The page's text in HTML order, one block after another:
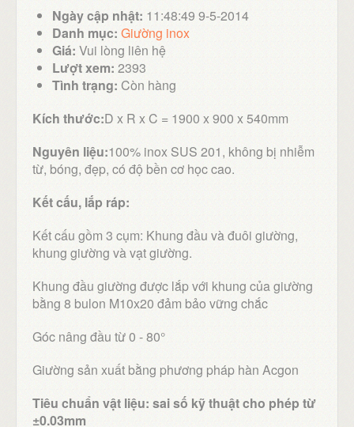
Ngày cập nhật: 11:48:49 9-5-2014
Danh mục: Giường inox
Giá: Vui lòng liên hệ
Lượt xem: 2393
Tình trạng: Còn hàng
Kích thước:D x R x C = 1900 x 900 x 540mm
Nguyên liệu:100% inox SUS 201, không bị nhiễm
từ, bóng, đẹp, có độ bền cơ học cao.
Kết cấu, lắp ráp:
Kết cấu gồm 3 cụm: Khung đầu và đuôi giường,
khung giường và vạt giường.
Khung đầu giường được lắp với khung của giường
bằng 8 bulon M10x20 đảm bảo vững chắc
Góc nâng đầu từ 0 - 80°
Giường sản xuất bằng phương pháp hàn Acgon
Tiêu chuẩn vật liệu: sai số kỹ thuật cho phép từ
±0.03mm